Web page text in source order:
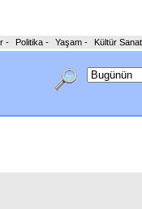
- Politika - Yaşam - Kültür Sanat